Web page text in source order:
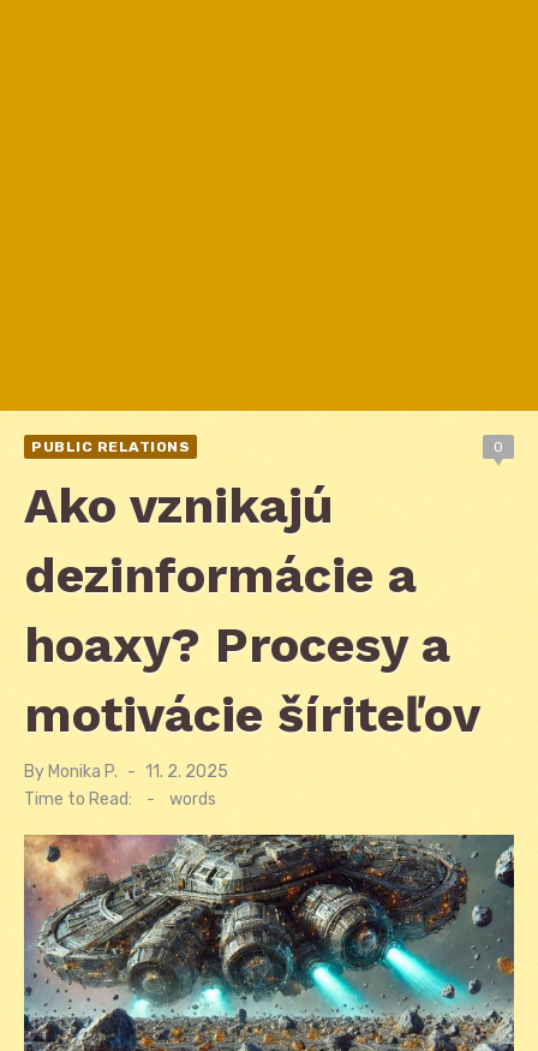
PUBLIC RELATIONS 0
Ako vznikajú
dezinformácie a
hoaxy? Procesy a
motivácie šíriteľov
By Monika P.
Posted
11. 2. 2025
Time to Read:
- words